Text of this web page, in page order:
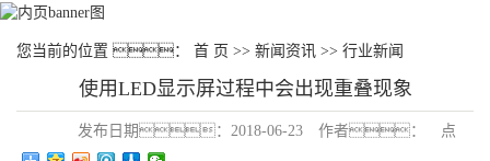
您当前的位置 ： 首 页 >> 新闻资讯 >> 行业新闻
使用LED显示屏过程中会出现重叠现象
发布日期： 2018-06-23 作者：
点